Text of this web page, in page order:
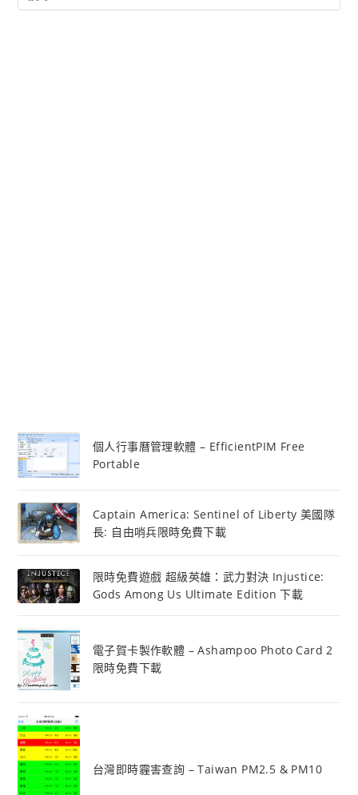
點
個人行事曆管理軟體 – EfficientPIM Free
Portable
Captain America: Sentinel of Liberty 美國隊
長: 自由哨兵限時免費下載
限時免費遊戲 超級英雄：武力對決 Injustice:
Gods Among Us Ultimate Edition 下載
電子賀卡製作軟體 – Ashampoo Photo Card 2
限時免費下載
台灣即時霾害查詢 – Taiwan PM2.5 & PM10